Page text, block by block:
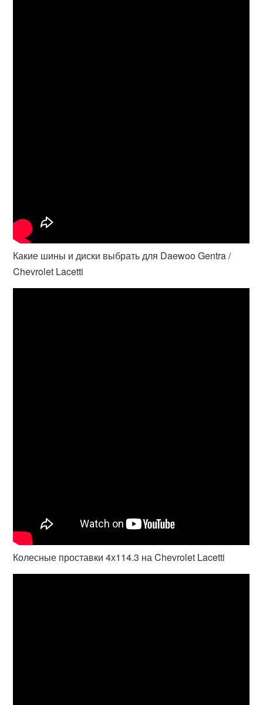
Какие шины и диски выбрать для Daewoo Gentra /
Chevrolet Lacetti
Колесные проставки 4х114.3 на Chevrolet Lacetti